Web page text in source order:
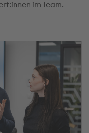
im Team.